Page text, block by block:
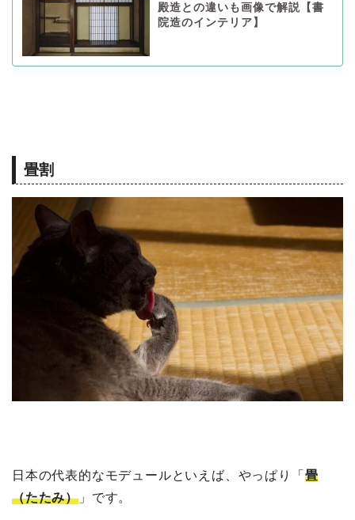
殿造との違いも画像で解説【書
院造のインテリア】
畳割
日本の代表的なモデュールといえば、やっぱり「 畳
（たたみ） 」です。